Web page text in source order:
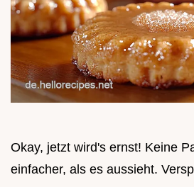
Okay, jetzt wird's ernst! Keine
einfacher, als es aussieht.